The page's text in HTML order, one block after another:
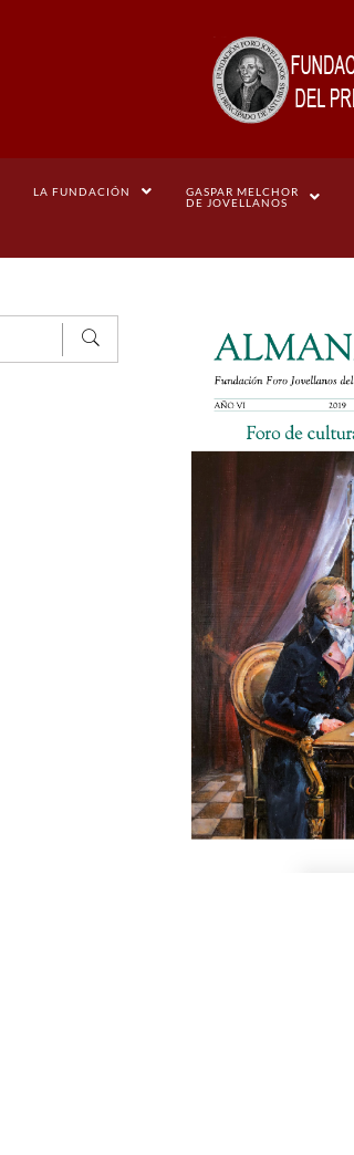
LA FUNDACIÓN
GASPAR MELCHOR
DE JOVELLANOS